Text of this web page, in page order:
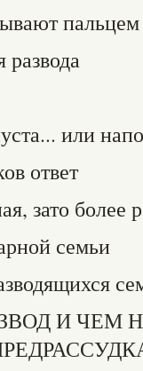
пальцем
развода
или
ответ
зато более
семьи
И ЧЕМ